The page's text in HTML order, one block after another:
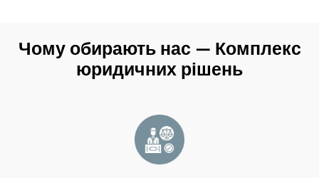
Чому обирають нас — Комплекс
юридичних рішень